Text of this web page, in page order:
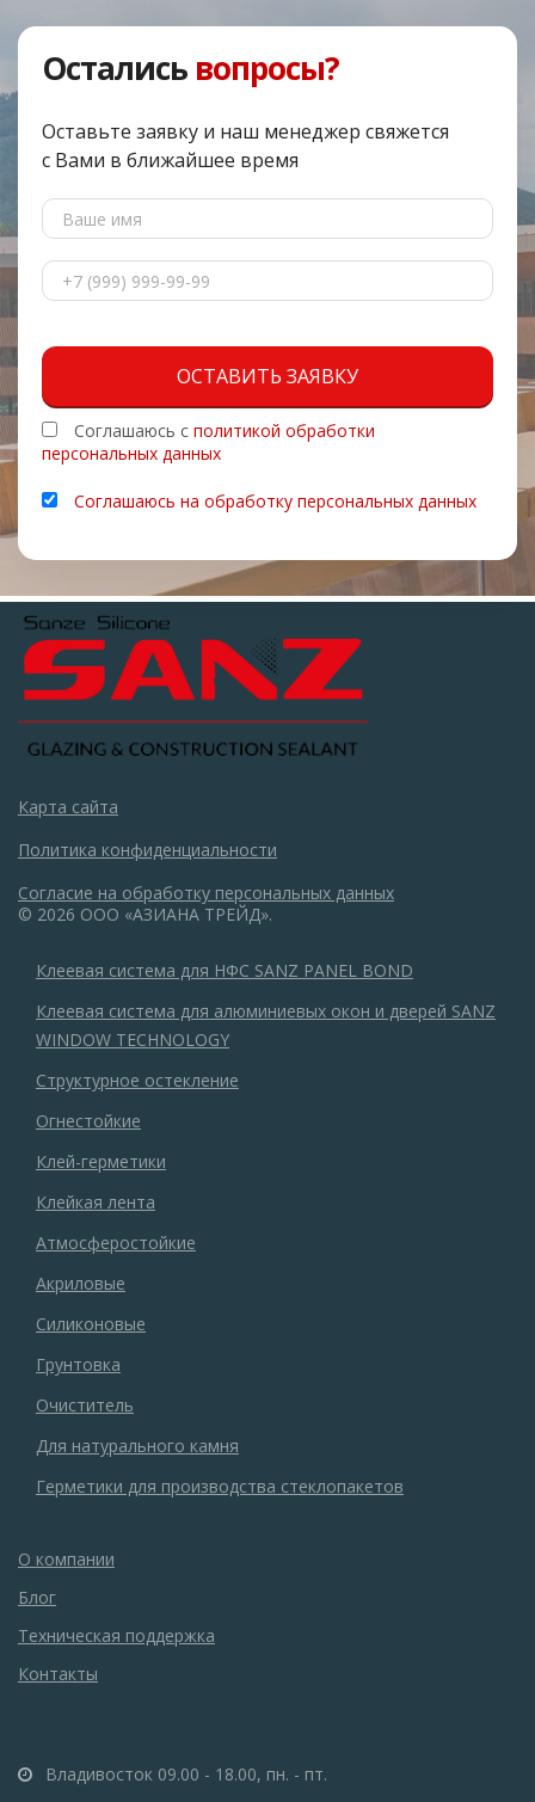
Остались вопросы?
Оставьте заявку и наш менеджер свяжется
с Вами в ближайшее время
ОСТАВИТЬ ЗАЯВКУ
Соглашаюсь с политикой обработки
персональных данных
Соглашаюсь на обработку персональных данных
Карта сайта
Политика конфиденциальности
Согласие на обработку персональных данных
© 2026 ООО «АЗИАНА ТРЕЙД».
Клеевая система для НФС SANZ PANEL BOND
Клеевая система для алюминиевых окон и дверей SANZ
WINDOW TECHNOLOGY
Структурное остекление
Огнестойкие
Клей-герметики
Клейкая лента
Атмосферостойкие
Акриловые
Силиконовые
Грунтовка
Очиститель
Для натурального камня
Герметики для производства стеклопакетов
О компании
Блог
Техническая поддержка
Контакты
Владивосток 09.00 - 18.00, пн. - пт.